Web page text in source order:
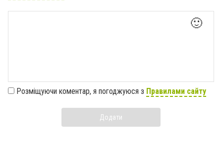
🙂
Розміщуючи коментар, я погоджуюся з Правилами сайту
Додати